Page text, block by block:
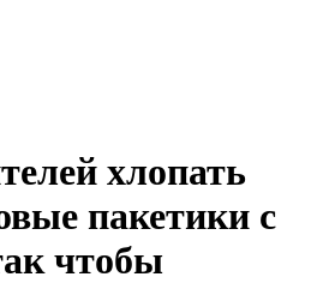
хлопать
пакетики с
чтобы